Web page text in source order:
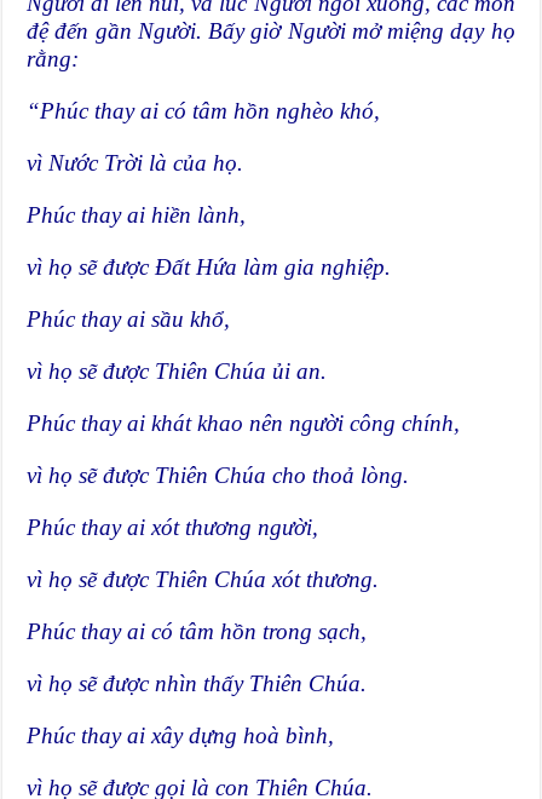
đệ đến gần Người. Bấy giờ Người mở miệng dạy họ
rằng:
“Phúc thay ai có tâm hồn nghèo khó,
vì Nước Trời là của họ.
Phúc thay ai hiền lành,
vì họ sẽ được Đất Hứa làm gia nghiệp.
Phúc thay ai sầu khổ,
vì họ sẽ được Thiên Chúa ủi an.
Phúc thay ai khát khao nên người công chính,
vì họ sẽ được Thiên Chúa cho thoả lòng.
Phúc thay ai xót thương người,
vì họ sẽ được Thiên Chúa xót thương.
Phúc thay ai có tâm hồn trong sạch,
vì họ sẽ được nhìn thấy Thiên Chúa.
Phúc thay ai xây dựng hoà bình,
vì họ sẽ được gọi là con Thiên Chúa.